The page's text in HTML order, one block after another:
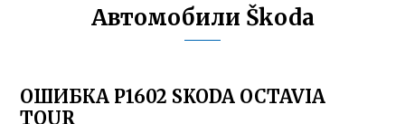
Автомобили Škoda
ОШИБКА Р1602 SKODA OCTAVIA
TOUR